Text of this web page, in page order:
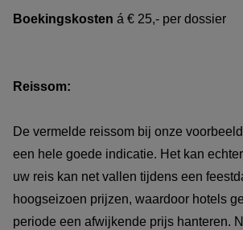
Boekingskosten á € 25,- per dossier
Reissom:
De vermelde reissom bij onze
een hele goede indicatie. Het kan
uw reis kan net vallen tijdens een
hoogseizoen prijzen, waardoor hotels
periode een afwijkende prijs hanteren.